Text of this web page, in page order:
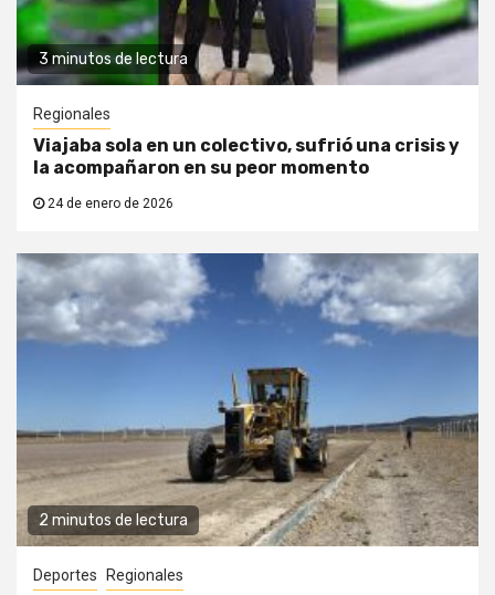
3 minutos de lectura
Regionales
Viajaba sola en un colectivo, sufrió una crisis y
la acompañaron en su peor momento
24 de enero de 2026
2 minutos de lectura
Deportes Regionales